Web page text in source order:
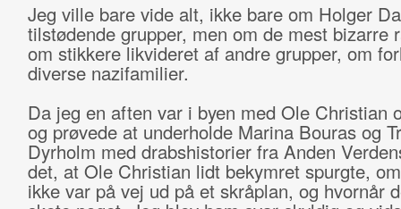
Jeg ville bare vide alt, ikke bare om Holger
tilstødende grupper, men om de mest bizarre
om stikkere likvideret af andre grupper, om
diverse nazifamilier.
Da jeg en aften var i byen med Ole Christian
og prøvede at underholde Marina Bouras og
Dyrholm med drabs­historier fra Anden
det, at Ole Christian lidt bekymret spurgte,
ikke var på vej ud på et skråplan, og hvornår